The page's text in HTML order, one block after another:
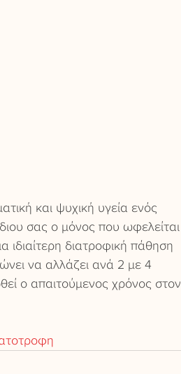
και ψυχική υγεία ενός
σας ο μόνος που ωφελείται
ιδιαίτερη διατροφική πάθηση
να αλλάζει ανά 2 με 4
ο απαιτούμενος χρόνος στον